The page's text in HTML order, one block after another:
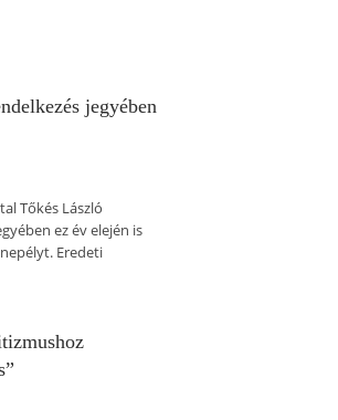
jegyében
Tőkés László
ez év elején is
Eredeti